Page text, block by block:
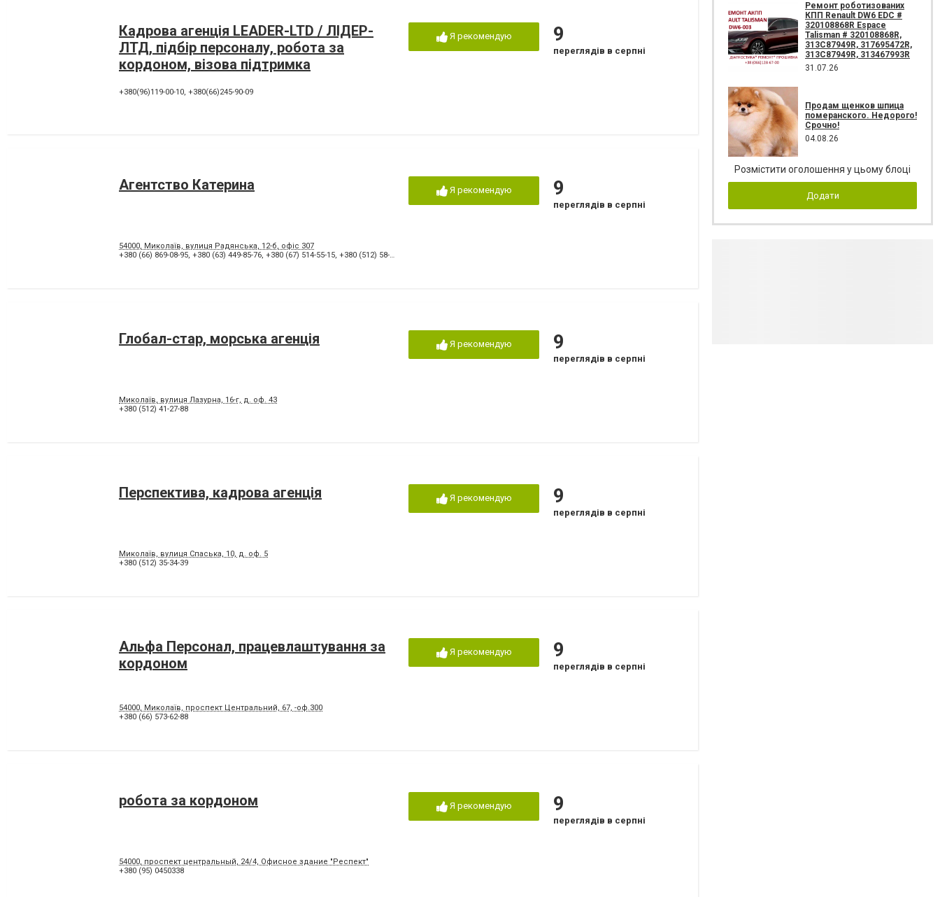
Кадрова агенція LEADER-LTD / ЛІДЕР-
ЛТД, підбір персоналу, робота за
кордоном, візова підтримка
+380(96)119-00-10, +380(66)245-90-09
Я рекомендую 9
переглядів в серпні
Агентство Катерина
54000, Миколаїв, вулиця Радянська, 12-б, офіс 307
+380 (66) 869-08-95, +380 (63) 449-85-76, +380 (67) 514-55-15, +380 (512) 58-000-5
Я рекомендую 9
переглядів в серпні
Глобал-стар, морська агенція
Миколаїв, вулиця Лазурна, 16-г, д. оф. 43
+380 (512) 41-27-88
Я рекомендую 9
переглядів в серпні
Перспектива, кадрова агенція
Миколаїв, вулиця Спаська, 10, д. оф. 5
+380 (512) 35-34-39
Я рекомендую 9
переглядів в серпні
Альфа Персонал, працевлаштування за
кордоном
54000, Миколаїв, проспект Центральний, 67, -оф.300
+380 (66) 573-62-88
Я рекомендую 9
переглядів в серпні
робота за кордоном
54000, проспект центральный, 24/4, Офисное здание "Респект"
+380 (95) 0450338
Я рекомендую 9
переглядів в серпні
Ремонт роботизованих
КПП Renault DW6 EDC #
320108868R Espace
Talisman # 320108868R,
313C87949R, 317695472R,
313C87949R, 313467993R
31.07.26
Продам щенков шпица
померанского. Недорого!
Срочно!
04.08.26
Розмістити оголошення у цьому блоці
Додати